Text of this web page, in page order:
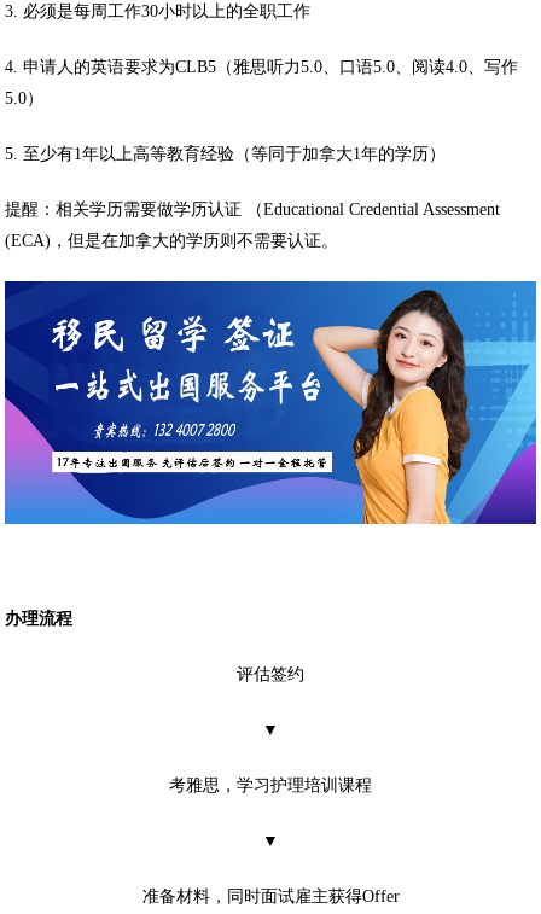
3. 必须是每周工作30小时以上的全职工作
4. 申请人的英语要求为CLB5（雅思听力5.0、口语5.0、阅读4.0、写作
5.0）
5. 至少有1年以上高等教育经验（等同于加拿大1年的学历）
提醒：相关学历需要做学历认证 （Educational Credential Assessment
(ECA)，但是在加拿大的学历则不需要认证。
办理流程
评估签约
▼
考雅思，学习护理培训课程
▼
准备材料，同时面试雇主获得Offer